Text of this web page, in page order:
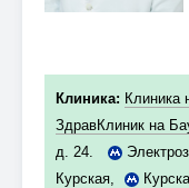
Клиника: Клиника
ЗдравКлиник на
д. 24.
Курская,